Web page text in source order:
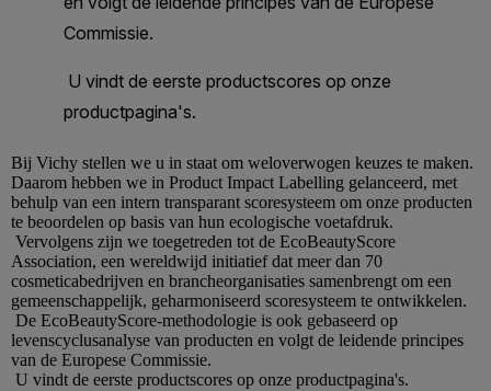
Bij Vichy stellen we u in staat om weloverwogen keuzes te maken.
Daarom hebben we in Product Impact Labelling gelanceerd, met
behulp van een intern transparant scoresysteem om onze producten
te beoordelen op basis van hun ecologische voetafdruk.
Vervolgens zijn we toegetreden tot de EcoBeautyScore
Association, een wereldwijd initiatief dat meer dan 70
cosmeticabedrijven en brancheorganisaties samenbrengt om een
gemeenschappelijk, geharmoniseerd scoresysteem te ontwikkelen.
De EcoBeautyScore-methodologie is ook gebaseerd op
levenscyclusanalyse van producten en volgt de leidende principes
van de Europese Commissie.
U vindt de eerste productscores op onze productpagina's.